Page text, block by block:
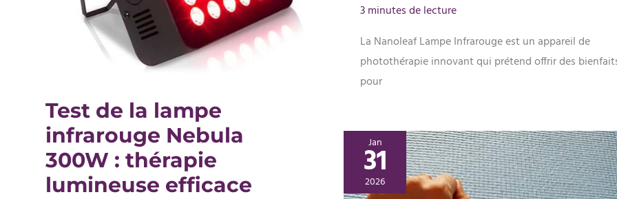
3 minutes de lecture
La Nanoleaf Lampe Infrarouge est un appareil de
photothérapie innovant qui prétend offrir des
pour
Test de la lampe
infrarouge Nebula
300W : thérapie
lumineuse efficace
Jan
31
2026